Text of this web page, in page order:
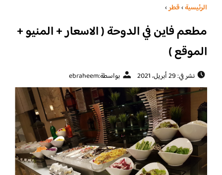
الرئيسية›قطر›
مطعم فاين في الدوحة ( الاسعار + المنيو +
الموقع )
نشر في: 29 أبريل، 2021 بواسطة:ebraheem